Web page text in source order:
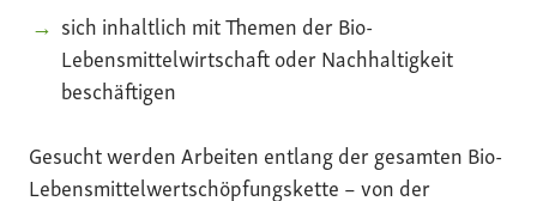
sich inhaltlich mit Themen der Bio-
Lebensmittelwirtschaft oder Nachhaltigkeit
beschäftigen
Gesucht werden Arbeiten entlang der gesamten Bio-
Lebensmittelwertschöpfungskette – von der